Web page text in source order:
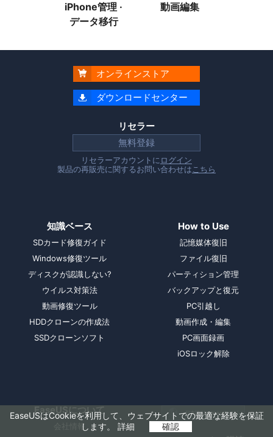
EaseUSはCookieを利用して、ウェブサイトでの最適な経験を保証
します。 詳細 確認
iPhone管理 ·
データ移行
動画編集
 オンラインストア
 ダウンロードセンター
リセラー
無料登録
リセラーアカウントに ログイン
製品の再販売に関するお問い合わせは こちら
知識ベース
SDカード修復ガイド
Windows修復ツール
ディスクが認識しない?
ウイルス対策法
動画修復ツール
HDDクローンの作成法
SSDクローンソフト
How to Use
記憶媒体復旧
ファイル復旧
パーティション管理
バックアップと復元
PC引越し
動画作成・編集
PC画面録画
iOSロック解除
EaseUSについて
会社情報
 日本語 (Japanese) 